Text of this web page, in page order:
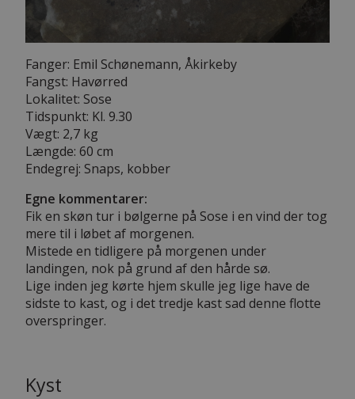
Fanger: Emil Schønemann, Åkirkeby
Fangst: Havørred
Lokalitet: Sose
Tidspunkt: Kl. 9.30
Vægt: 2,7 kg
Længde: 60 cm
Endegrej: Snaps, kobber
Egne kommentarer:
Fik en skøn tur i bølgerne på Sose i en vind der tog
mere til i løbet af morgenen.
Mistede en tidligere på morgenen under
landingen, nok på grund af den hårde sø.
Lige inden jeg kørte hjem skulle jeg lige have de
sidste to kast, og i det tredje kast sad denne flotte
overspringer.
Kyst